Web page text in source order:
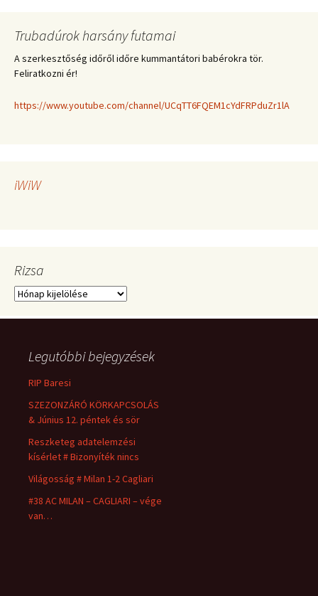
Trubadúrok harsány futamai
A szerkesztőség időről időre kummantátori babérokra tör.
Feliratkozni ér!
https://www.youtube.com/channel/UCqTT6FQEM1cYdFRPduZr1lA
iWiW
Rizsa
Rizsa
Legutóbbi bejegyzések
RIP Baresi
SZEZONZÁRÓ KÖRKAPCSOLÁS
& Június 12. péntek és sör
Reszketeg adatelemzési
kísérlet # Bizonyíték nincs
Világosság # Milan 1-2 Cagliari
#38 AC MILAN – CAGLIARI – vége
van…